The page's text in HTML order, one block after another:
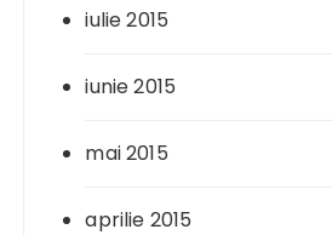
iulie 2015
iunie 2015
mai 2015
aprilie 2015